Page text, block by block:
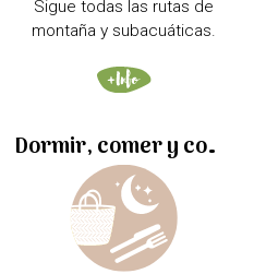
Sigue todas las rutas de
montaña y subacuáticas.
Dormir, comer y comprar